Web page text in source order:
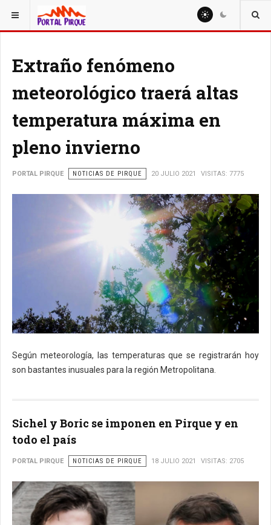
ESTÁ AQUÍ: NOTICIAS
Extraño fenómeno
meteorológico traerá altas
temperatura máxima en
pleno invierno
PORTAL PIRQUE NOTICIAS DE PIRQUE 20 JULIO 2021 VISITAS: 7775
Según meteorología, las temperaturas que se registrarán hoy
son bastantes inusuales para la región Metropolitana.
Sichel y Boric se imponen en Pirque y en
todo el país
PORTAL PIRQUE NOTICIAS DE PIRQUE 18 JULIO 2021 VISITAS: 2705